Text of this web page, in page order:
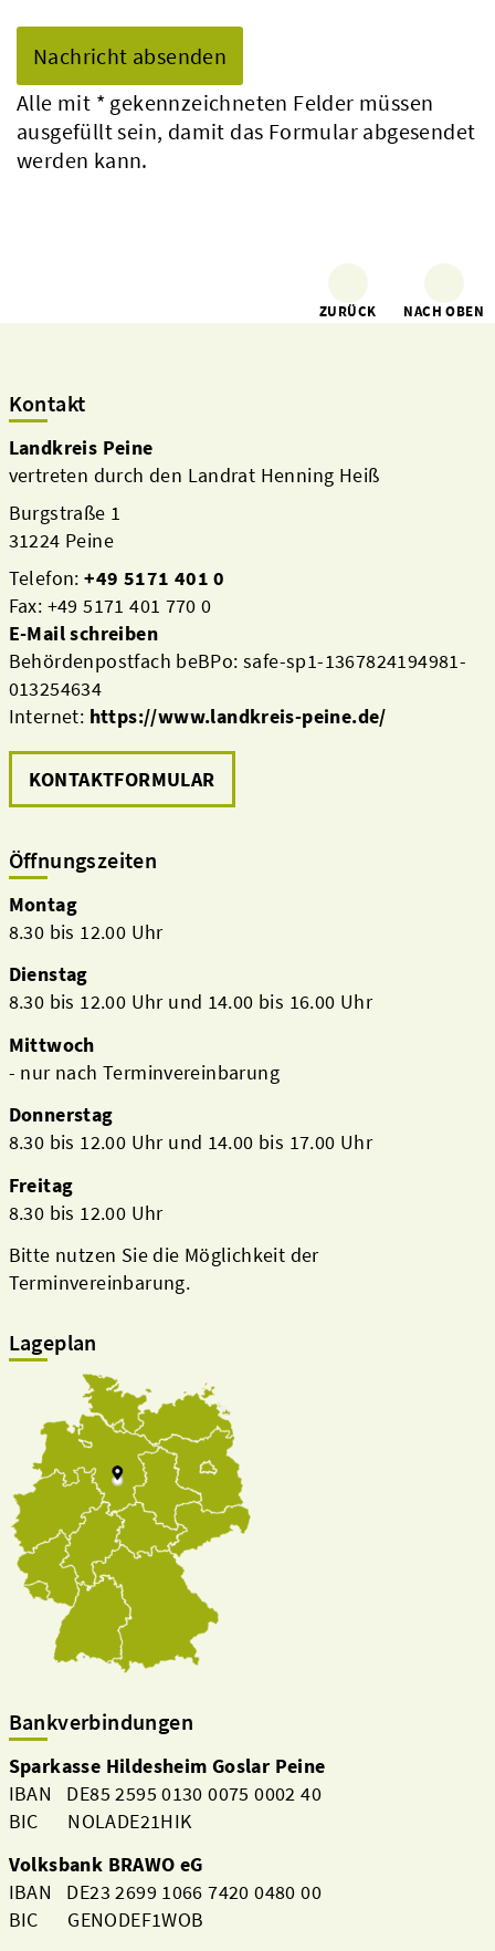
Alle mit * gekennzeichneten Felder müssen
ausgefüllt sein, damit das Formular abgesendet
werden kann.
ZURÜCK NACH OBEN
Kontakt
Landkreis Peine
vertreten durch den Landrat Henning Heiß
Burgstraße 1
31224 Peine
Telefon:+49 5171 401 0
Fax: +49 5171 401 770 0
E-Mail schreiben
Behördenpostfach beBPo: safe-sp1-1367824194981-
013254634
Internet: https://www.landkreis-peine.de/
KONTAKTFORMULAR
Öffnungszeiten
Montag
8.30 bis 12.00 Uhr
Dienstag
8.30 bis 12.00 Uhr und 14.00 bis 16.00 Uhr
Mittwoch
- nur nach Terminvereinbarung
Donnerstag
8.30 bis 12.00 Uhr und 14.00 bis 17.00 Uhr
Freitag
8.30 bis 12.00 Uhr
Bitte nutzen Sie die Möglichkeit der
Terminvereinbarung.
Lageplan
Bankverbindungen
Sparkasse Hildesheim Goslar Peine
IBAN DE85 2595 0130 0075 0002 40
BIC NOLADE21HIK
Volksbank BRAWO eG
IBAN DE23 2699 1066 7420 0480 00
BIC GENODEF1WOB